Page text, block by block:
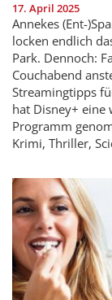
17. April 2025
Annekes (Ent-
locken endlich
Park. Dennoch:
Couchabend
Streamingtipps
hat Disney+ eine
Programm
Krimi, Thriller,